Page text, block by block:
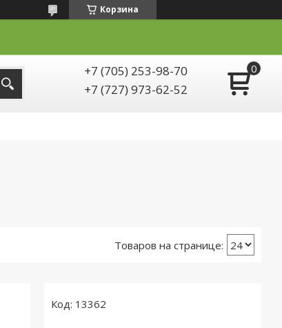
Корзина
+7 (705) 253-98-70
+7 (727) 973-62-52
13362